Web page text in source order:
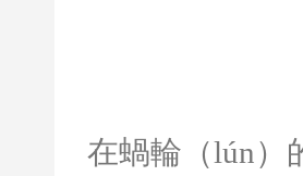
在蝸輪（lún）